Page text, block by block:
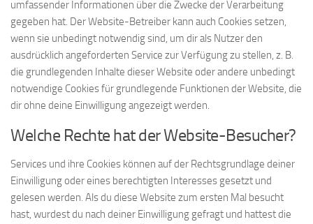
umfassender Informationen über die Zwecke der Verarbeitung
gegeben hat. Der Website-Betreiber kann auch Cookies setzen,
wenn sie unbedingt notwendig sind, um dir als Nutzer den
ausdrücklich angeforderten Service zur Verfügung zu stellen, z. B.
die grundlegenden Inhalte dieser Website oder andere unbedingt
notwendige Cookies für grundlegende Funktionen der Website, die
dir ohne deine Einwilligung angezeigt werden.
Welche Rechte hat der Website-Besucher?
Services und ihre Cookies können auf der Rechtsgrundlage deiner
Einwilligung oder eines berechtigten Interesses gesetzt und
gelesen werden. Als du diese Website zum ersten Mal besucht
hast, wurdest du nach deiner Einwilligung gefragt und hattest die